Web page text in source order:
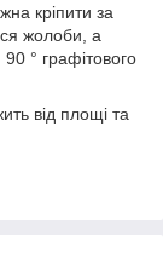
кріпити за
жолоби, а
90 ° графітового
від площі та